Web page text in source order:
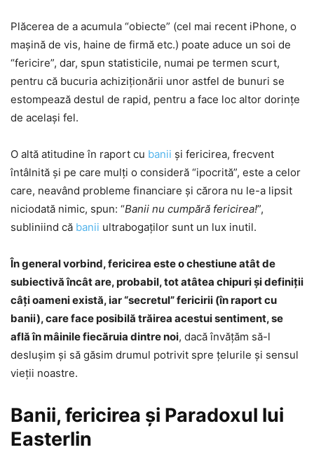
Plăcerea de a acumula “obiecte” (cel mai recent iPhone, o
mașină de vis, haine de firmă etc.) poate aduce un soi de
“fericire”, dar, spun statisticile, numai pe termen scurt,
pentru că bucuria achiziţionării unor astfel de bunuri se
estompează destul de rapid, pentru a face loc altor dorinţe
de acelaşi fel.
O altă atitudine în raport cu banii şi fericirea, frecvent
întâlnită şi pe care mulţi o consideră “ipocrită”, este a celor
care, neavând probleme financiare şi cărora nu le-a lipsit
niciodată nimic, spun: “Banii nu cumpără fericirea!”,
subliniind că banii ultrabogaţilor sunt un lux inutil.
În general vorbind, fericirea este o chestiune atât de
subiectivă încât are, probabil, tot atâtea chipuri şi definiţii
câţi oameni există, iar “secretul” fericirii (în raport cu
banii), care face posibilă trăirea acestui sentiment, se
află în mâinile fiecăruia dintre noi, dacă învăţăm să-l
desluşim şi să găsim drumul potrivit spre ţelurile şi sensul
vieţii noastre.
Banii, fericirea şi Paradoxul lui
Easterlin